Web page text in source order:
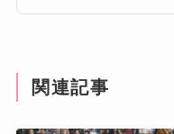
関連記事